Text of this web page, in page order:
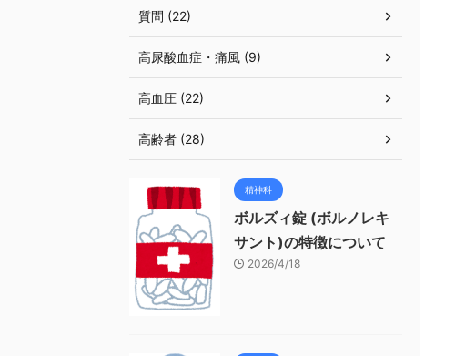
質問 (22)
高尿酸血症・痛風 (9)
高血圧 (22)
高齢者 (28)
精神科
ボルズィ錠 (ボルノレキ
サント)の特徴について
2026/4/18